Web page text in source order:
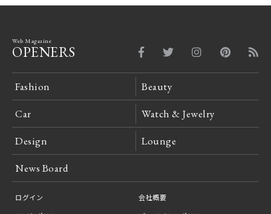
Web Magazine
OPENERS
Fashion Beauty
Car Watch & Jewelry
Design Lounge
News Board
ログイン
会社概要